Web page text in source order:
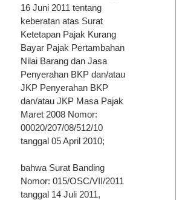
16 Juni 2011 tentang
keberatan atas Surat
Ketetapan Pajak Kurang
Bayar Pajak Pertambahan
Nilai Barang dan Jasa
Penyerahan BKP dan/atau
JKP Penyerahan BKP
dan/atau JKP Masa Pajak
Maret 2008 Nomor:
00020/207/08/512/10
tanggal 05 April 2010;
bahwa Surat Banding
Nomor: 015/OSC/VII/2011
tanggal 14 Juli 2011,